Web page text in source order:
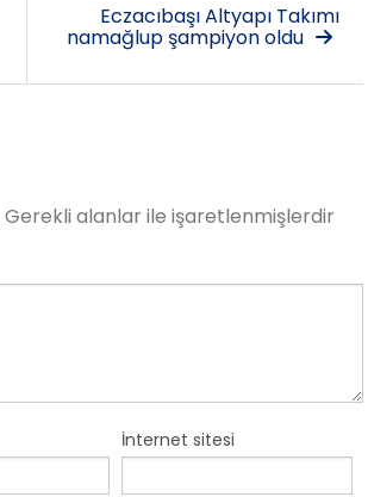
Eczacıbaşı Altyapı Takımı
namağlup şampiyon oldu
Gerekli alanlar ile işaretlenmişlerdir
İnternet sitesi